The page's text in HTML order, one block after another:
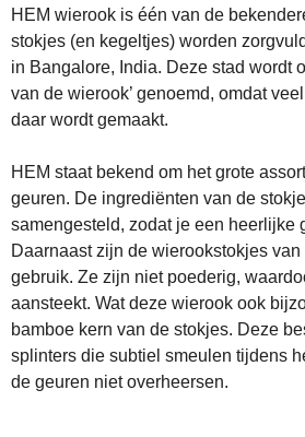
HEM wierook is één van de
stokjes (en kegeltjes) worden
in Bangalore, India. Deze stad wordt
van de wierook’ genoemd, omdat
daar wordt gemaakt.
HEM staat bekend om het grote
geuren. De ingrediënten van de
samengesteld, zodat je een heerlijke
Daarnaast zijn de wierookstokjes
gebruik. Ze zijn niet poederig,
aansteekt. Wat deze wierook ook
bamboe kern van de stokjes. Deze
splinters die subtiel smeulen tijdens
de geuren niet overheersen.